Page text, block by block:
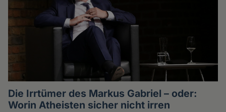
Die Irrtümer des Markus Gabriel – oder:
Worin Atheisten sicher nicht irren